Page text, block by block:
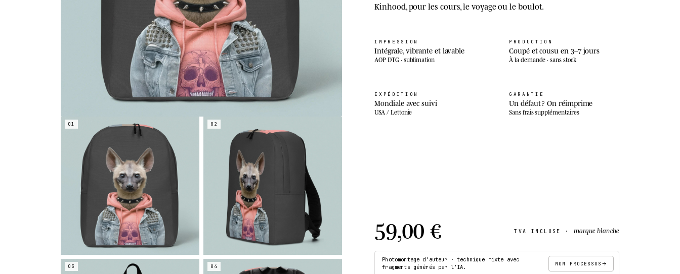
01 02
03 04
Kinhood, pour les cours, le voyage ou le boulot.
IMPRESSION
Intégrale, vibrante et lavable
AOP DTG · sublimation
PRODUCTION
Coupé et cousu en 3–7 jours
À la demande · sans stock
EXPÉDITION
Mondiale avec suivi
USA / Lettonie
GARANTIE
Un défaut ? On réimprime
Sans frais supplémentaires
59,00 € TVA INCLUSE · marque blanche
Photomontage d'auteur · technique mixte avec
fragments générés par l'IA.
MON PROCESSUS